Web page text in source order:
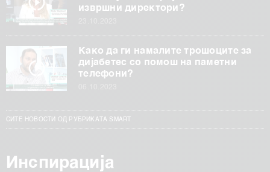
извршни директори?
Како да ги намалите трошоците за
дијабетес со помош на паметни
телефони?
СИТЕ НОВОСТИ ОД РУБРИКАТА SMART
Инспирација